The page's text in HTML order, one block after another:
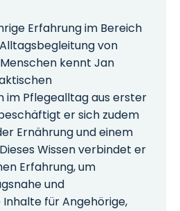
Erfahrung im Bereich
von
kennt Jan
im Pflegealltag aus erster
er sich zudem
Ernährung und einem
Wissen verbindet er
Erfahrung, um
und
für Angehörige,